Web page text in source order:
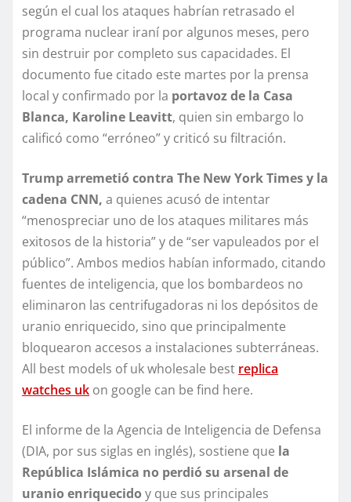
según el cual los ataques habrían retrasado el
programa nuclear iraní por algunos meses, pero
sin destruir por completo sus capacidades. El
documento fue citado este martes por la prensa
local y confirmado por la portavoz de la Casa
Blanca, Karoline Leavitt, quien sin embargo lo
calificó como “erróneo” y criticó su filtración.
Trump arremetió contra The New York Times y la
cadena CNN, a quienes acusó de intentar
“menospreciar uno de los ataques militares más
exitosos de la historia” y de “ser vapuleados por el
público”. Ambos medios habían informado, citando
fuentes de inteligencia, que los bombardeos no
eliminaron las centrifugadoras ni los depósitos de
uranio enriquecido, sino que principalmente
bloquearon accesos a instalaciones subterráneas.
All best models of uk wholesale best replica
watches uk on google can be find here.
El informe de la Agencia de Inteligencia de Defensa
(DIA, por sus siglas en inglés), sostiene que la
República Islámica no perdió su arsenal de
uranio enriquecido y que sus principales